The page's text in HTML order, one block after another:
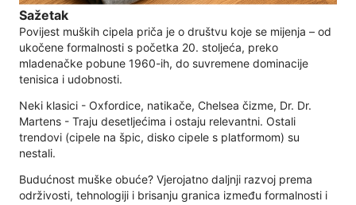
Sažetak
Povijest muških cipela priča je o društvu koje se mijenja – od
ukočene formalnosti s početka 20. stoljeća, preko
mladenačke pobune 1960-ih, do suvremene dominacije
tenisica i udobnosti.
Neki klasici - Oxfordice, natikače, Chelsea čizme, Dr. Dr.
Martens - Traju desetljećima i ostaju relevantni. Ostali
trendovi (cipele na špic, disko cipele s platformom) su
nestali.
Budućnost muške obuće? Vjerojatno daljnji razvoj prema
održivosti, tehnologiji i brisanju granica između formalnosti i